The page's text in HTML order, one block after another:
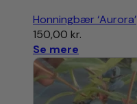
Honningbær ‘Aurora’
150,00 kr.
Se mere